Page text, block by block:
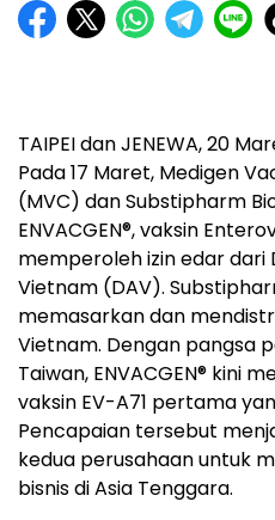
TAIPEI dan JENEWA, 20
Pada 17 Maret, Medigen
(MVC) dan Substipharm
ENVACGEN®, vaksin
memperoleh izin edar dari
Vietnam (DAV).
memasarkan dan
Vietnam. Dengan pangsa
Taiwan, ENVACGEN® kini
vaksin EV-A71 pertama
Pencapaian tersebut
kedua perusahaan untuk
bisnis di Asia Tenggara.